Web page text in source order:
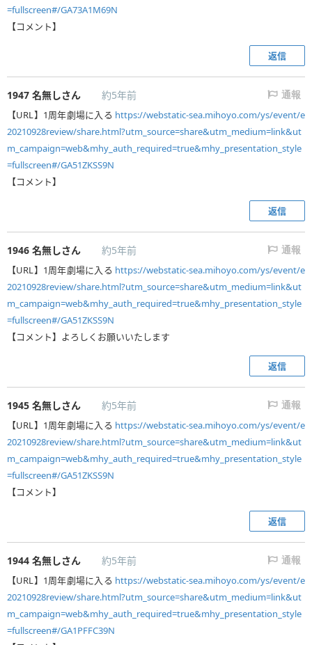
=fullscreen#/GA73A1M69N
【コメント】
返信
1947 名無しさん 約5年前 通報
【URL】1周年劇場に入る https://webstatic-sea.mihoyo.com/ys/event/e
20210928review/share.html?utm_source=share&utm_medium=link&ut
m_campaign=web&mhy_auth_required=true&mhy_presentation_style
=fullscreen#/GA51ZKSS9N
【コメント】
返信
1946 名無しさん 約5年前 通報
【URL】1周年劇場に入る https://webstatic-sea.mihoyo.com/ys/event/e
20210928review/share.html?utm_source=share&utm_medium=link&ut
m_campaign=web&mhy_auth_required=true&mhy_presentation_style
=fullscreen#/GA51ZKSS9N
【コメント】よろしくお願いいたします
返信
1945 名無しさん 約5年前 通報
【URL】1周年劇場に入る https://webstatic-sea.mihoyo.com/ys/event/e
20210928review/share.html?utm_source=share&utm_medium=link&ut
m_campaign=web&mhy_auth_required=true&mhy_presentation_style
=fullscreen#/GA51ZKSS9N
【コメント】
返信
1944 名無しさん 約5年前 通報
【URL】1周年劇場に入る https://webstatic-sea.mihoyo.com/ys/event/e
20210928review/share.html?utm_source=share&utm_medium=link&ut
m_campaign=web&mhy_auth_required=true&mhy_presentation_style
=fullscreen#/GA1PFFC39N